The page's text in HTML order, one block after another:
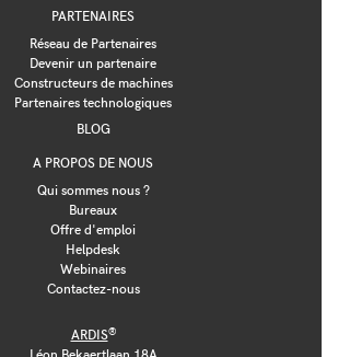
PARTENAIRES
Réseau de Partenaires
Devenir un partenaire
Constructeurs de machines
Partenaires technologiques
BLOG
A PROPOS DE NOUS
Qui sommes nous ?
Bureaux
Offre d'emploi
Helpdesk
Webinaires
Contactez-nous
ARDIS®